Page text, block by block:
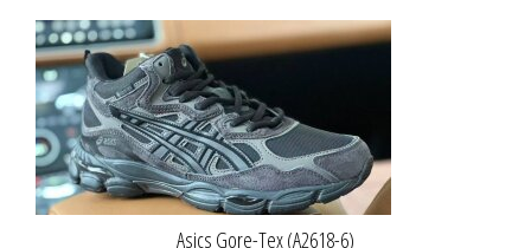
Asics Gore-Tex (A2618-6)